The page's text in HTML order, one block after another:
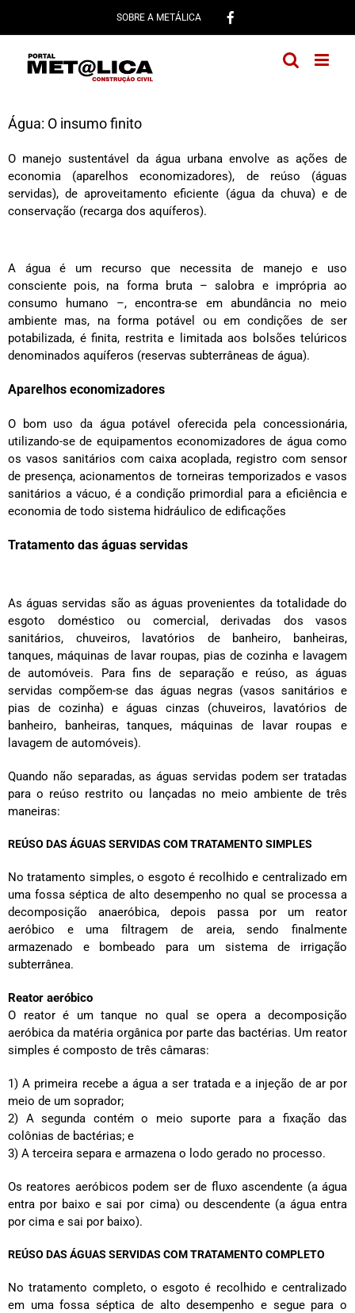
conteúdo
SOBRE A METÁLICA
Água: O insumo finito
O manejo sustentável da água urbana envolve as ações de
economia (aparelhos economizadores), de reúso (águas
servidas), de aproveitamento eficiente (água da chuva) e de
conservação (recarga dos aquíferos).
A água é um recurso que necessita de manejo e uso
consciente pois, na forma bruta – salobra e imprópria ao
consumo humano –, encontra-se em abundância no meio
ambiente mas, na forma potável ou em condições de ser
potabilizada, é finita, restrita e limitada aos bolsões telúricos
denominados aquíferos (reservas subterrâneas de água).
Aparelhos economizadores
O bom uso da água potável oferecida pela concessionária,
utilizando-se de equipamentos economizadores de água como
os vasos sanitários com caixa acoplada, registro com sensor
de presença, acionamentos de torneiras temporizados e vasos
sanitários a vácuo, é a condição primordial para a eficiência e
economia de todo sistema hidráulico de edificações
Tratamento das águas servidas
As águas servidas são as águas provenientes da totalidade do
esgoto doméstico ou comercial, derivadas dos vasos
sanitários, chuveiros, lavatórios de banheiro, banheiras,
tanques, máquinas de lavar roupas, pias de cozinha e lavagem
de automóveis. Para fins de separação e reúso, as águas
servidas compõem-se das águas negras (vasos sanitários e
pias de cozinha) e águas cinzas (chuveiros, lavatórios de
banheiro, banheiras, tanques, máquinas de lavar roupas e
lavagem de automóveis).
Quando não separadas, as águas servidas podem ser tratadas
para o reúso restrito ou lançadas no meio ambiente de três
maneiras:
REÚSO DAS ÁGUAS SERVIDAS COM TRATAMENTO SIMPLES
No tratamento simples, o esgoto é recolhido e centralizado em
uma fossa séptica de alto desempenho no qual se processa a
decomposição anaeróbica, depois passa por um reator
aeróbico e uma filtragem de areia, sendo finalmente
armazenado e bombeado para um sistema de irrigação
subterrânea.
Reator aeróbico
O reator é um tanque no qual se opera a decomposição
aeróbica da matéria orgânica por parte das bactérias. Um reator
simples é composto de três câmaras:
1) A primeira recebe a água a ser tratada e a injeção de ar por
meio de um soprador;
2) A segunda contém o meio suporte para a fixação das
colônias de bactérias; e
3) A terceira separa e armazena o lodo gerado no processo.
Os reatores aeróbicos podem ser de fluxo ascendente (a água
entra por baixo e sai por cima) ou descendente (a água entra
por cima e sai por baixo).
REÚSO DAS ÁGUAS SERVIDAS COM TRATAMENTO COMPLETO
No tratamento completo, o esgoto é recolhido e centralizado
em uma fossa séptica de alto desempenho e segue para o